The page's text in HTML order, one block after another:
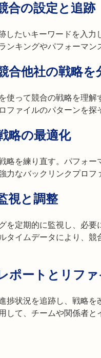
合の設定と追跡
したいキーワードを入
ンキングやパフォーマン
合他社の戦略を
使って競合の戦略を理
ファイルのパターンを探
略の最適化
略を練り直す。パフォ
力なバックリンクプロフ
視と調整
を定期的に監視し、必要
タイムデータにより、競
ポートとリフ
捗状況を追跡し、戦略
して、チームや関係者と